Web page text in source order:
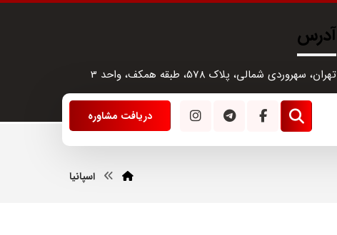
آدرس
تهران، سهروردی شمالی، پلاک 578، طبقه همکف، واحد 3
دریافت مشاوره
اسپانیا